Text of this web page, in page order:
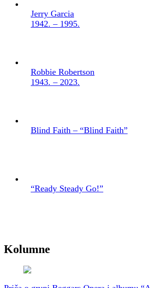
Jerry Garcia
1942. – 1995.
Robbie Robertson
1943. – 2023.
Blind Faith – “Blind Faith”
“Ready Steady Go!”
Kolumne